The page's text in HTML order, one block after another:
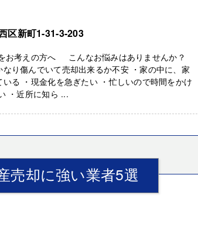
区新町1-31-3-203
お考えの方へ こんなお悩みはありませんか？
なり傷んでいて売却出来るか不安 ・家の中に、家
る ・現金化を急ぎたい ・忙しいので時間をかけ
・近所に知ら ...
売却に強い業者5選